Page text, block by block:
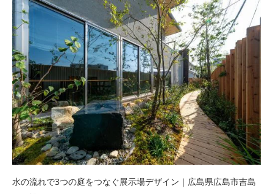
水の流れで3つの庭をつなぐ展示場デザイン｜広島県広島市吉島